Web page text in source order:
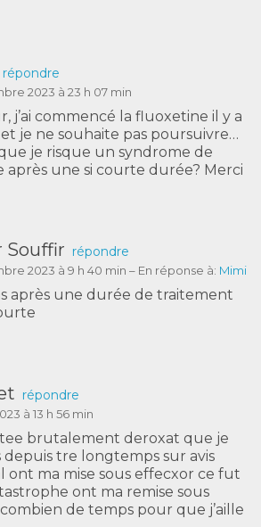
répondre
2023 à 23 h 07 min
j’ai commencé la fluoxetine il y a
je ne souhaite pas poursuivre…
je risque un syndrome de
après une si courte durée? Merci
Souffir répondre
2023 à 9 h 40 min – En réponse à: Mimi
après une durée de traitement
répondre
à 13 h 56 min
brutalement deroxat que je
depuis tre longtemps sur avis
ont ma mise sous effecxor ce fut
ont ma remise sous
de temps pour que j’aille